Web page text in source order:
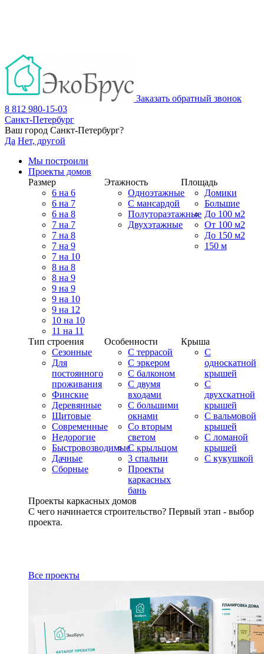
Заказать обратный звонок
8 812 980-15-03
Санкт-Петербург
Ваш город Санкт-Петербург?
Да Нет, другой
Мы построили
Проекты домов
Размер
6 на 6
6 на 7
6 на 8
7 на 7
7 на 8
7 на 9
7 на 10
8 на 8
8 на 9
9 на 9
9 на 10
9 на 12
10 на 10
11 на 11
Этажность
Одноэтажные
С мансардой
Полутораэтажные
Двухэтажные
Площадь
Домики
Большие
До 100 м2
От 100 м2
До 150 м2
150 м
Тип строения
Сезонные
Для
постоянного
проживания
Финские
Деревянные
Щитовые
Современные
Недорогие
Быстровозводимые
Дачные
Сборные
Особенности
С террасой
С эркером
С балконом
С двумя
входами
С большими
окнами
Со вторым
светом
С крыльцом
3 спальни
Проекты
каркасных
бань
Крыша
С
односкатной
крышей
С
двухскатной
крышей
С вальмовой
крышей
С ломаной
крышей
С кукушкой
Проекты каркасных домов
С чего начинается строительство? Первый этап - выбор
проекта.
Все проекты